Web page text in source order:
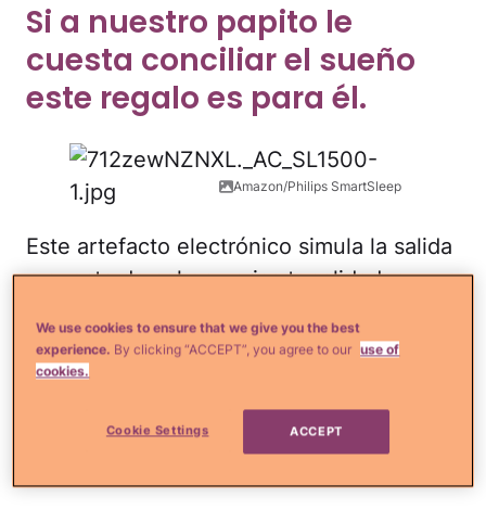
Si a nuestro papito le
cuesta conciliar el sueño
este regalo es para él.
Amazon/Philips SmartSleep
Este artefacto electrónico simula la salida
y puesta de sol en varias tonalidades, y
ejercicios de respiración acompañado de
música relajante para que papá se vaya a
dormir. También dispone de alarmas y
registro de temperatura, ruido, humedad y
We use cookies to ensure that we give you the best
experience. By clicking “ACCEPT”, you agree to our use of
cookies.
Cookie Settings ACCEPT